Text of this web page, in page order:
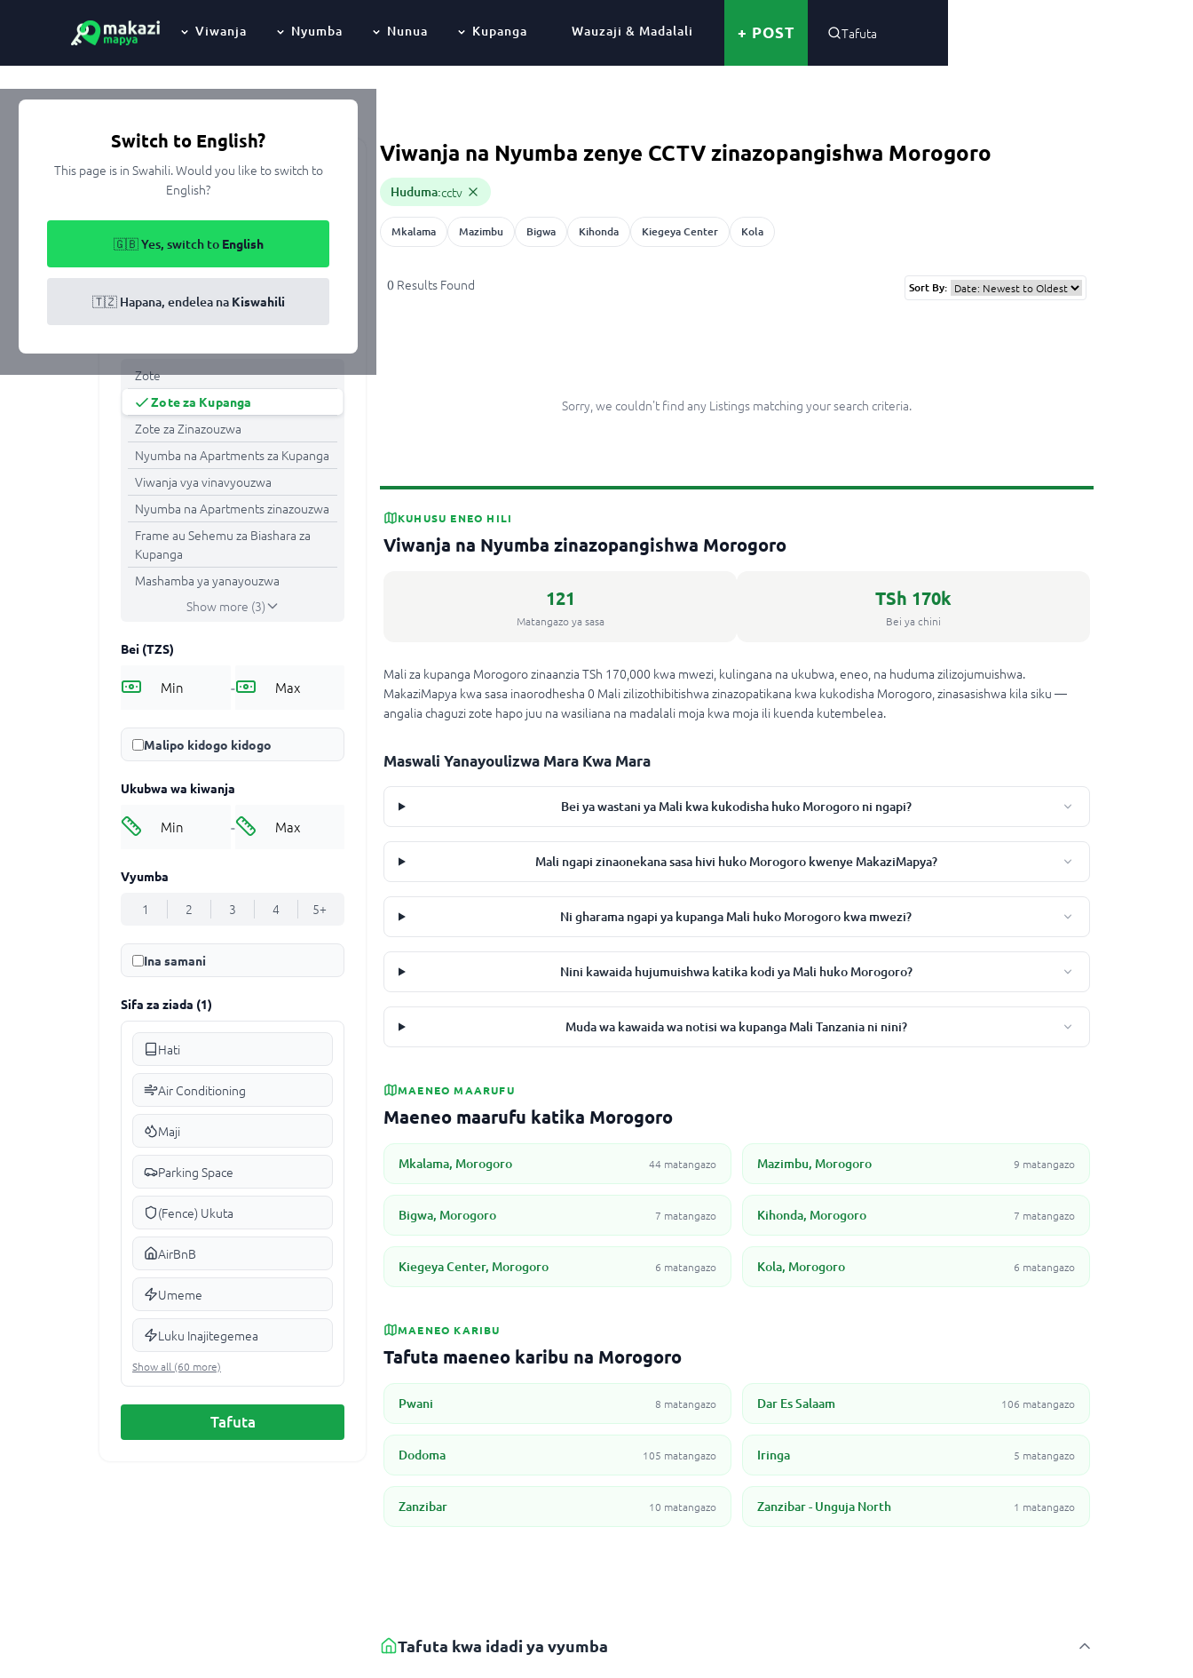
Viwanja Nyumba Nunua Kupanga Wauzaji & Madalali + POST Tafuta
Switch to English?
This page is in Swahili. Would you like to switch to
English?
🇬🇧 Yes, switch to English
🇹🇿 Hapana, endelea na Kiswahili
Keyword
All of Tanzania
Zote
Zote za Kupanga
Zote za Zinazouzwa
Nyumba na Apartments za Kupanga
Viwanja vya vinavyouzwa
Nyumba na Apartments zinazouzwa
Frame au Sehemu za Biashara za
Kupanga
Mashamba ya yanayouzwa
Show more (3)
Bei (TZS)
-
Malipo kidogo kidogo
Ukubwa wa kiwanja
-
Vyumba
1 2 3 4 5+
Ina samani
Sifa za ziada (1)
Hati
Air Conditioning
Maji
Parking Space
(Fence) Ukuta
AirBnB
Umeme
Luku Inajitegemea
Show all (60 more)
Tafuta
Viwanja na Nyumba zenye CCTV zinazopangishwa Morogoro
Huduma:cctv
Mkalama Mazimbu Bigwa Kihonda Kiegeya Center Kola
0 Results Found Sort By:
Sorry, we couldn't find any Listings matching your search criteria.
KUHUSU ENEO HILI
Viwanja na Nyumba zinazopangishwa Morogoro
121
Matangazo ya sasa
TSh 170k
Bei ya chini
Mali za kupanga Morogoro zinaanzia TSh 170,000 kwa mwezi, kulingana na ukubwa, eneo, na huduma zilizojumuishwa.
MakaziMapya kwa sasa inaorodhesha 0 Mali zilizothibitishwa zinazopatikana kwa kukodisha Morogoro, zinasasishwa kila siku —
angalia chaguzi zote hapo juu na wasiliana na madalali moja kwa moja ili kuenda kutembelea.
Maswali Yanayoulizwa Mara Kwa Mara
Bei ya wastani ya Mali kwa kukodisha huko Morogoro ni ngapi?
Mali ngapi zinaonekana sasa hivi huko Morogoro kwenye MakaziMapya?
Ni gharama ngapi ya kupanga Mali huko Morogoro kwa mwezi?
Nini kawaida hujumuishwa katika kodi ya Mali huko Morogoro?
Muda wa kawaida wa notisi wa kupanga Mali Tanzania ni nini?
MAENEO MAARUFU
Maeneo maarufu katika Morogoro
Mkalama, Morogoro 44 matangazo Mazimbu, Morogoro 9 matangazo
Bigwa, Morogoro 7 matangazo Kihonda, Morogoro 7 matangazo
Kiegeya Center, Morogoro 6 matangazo Kola, Morogoro 6 matangazo
MAENEO KARIBU
Tafuta maeneo karibu na Morogoro
Pwani 8 matangazo Dar Es Salaam 106 matangazo
Dodoma 105 matangazo Iringa 5 matangazo
Zanzibar 10 matangazo Zanzibar - Unguja North 1 matangazo
Tafuta kwa idadi ya vyumba